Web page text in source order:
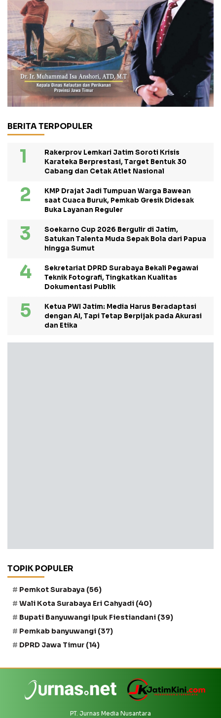
BERITA TERPOPULER
Rakerprov Lemkari Jatim Soroti Krisis
Karateka Berprestasi, Target Bentuk 30
Cabang dan Cetak Atlet Nasional
KMP Drajat Jadi Tumpuan Warga Bawean
saat Cuaca Buruk, Pemkab Gresik Didesak
Buka Layanan Reguler
Soekarno Cup 2026 Bergulir di Jatim,
Satukan Talenta Muda Sepak Bola dari Papua
hingga Sumut
Sekretariat DPRD Surabaya Bekali Pegawai
Teknik Fotografi, Tingkatkan Kualitas
Dokumentasi Publik
Ketua PWI Jatim: Media Harus Beradaptasi
dengan AI, Tapi Tetap Berpijak pada Akurasi
dan Etika
TOPIK POPULER
Pemkot Surabaya (56)
Wali Kota Surabaya Eri Cahyadi (40)
Bupati Banyuwangi Ipuk Fiestiandani (39)
Pemkab banyuwangi (37)
DPRD Jawa Timur (14)
PT. Jurnas Media Nusantara